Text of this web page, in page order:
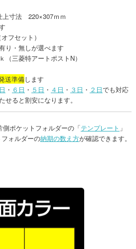
寸法 220×307ｍｍ
フセット）
り・無しが選べます
（三菱特アートポストN）
送準備します
・ ６日 ・ ５日 ・ ４日 ・ ３日 ・ ２日でも対応
ると割安になります。
ポケットフォルダーの「テンプレート 」
ォルダーの納期の数え方が確認できます。